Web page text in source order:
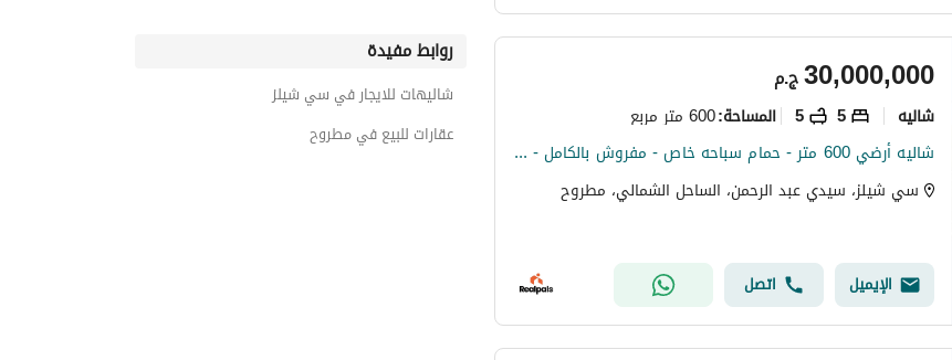
ج.م30,000,000
شاليه 5
5 المساحة:600 متر مربع
شاليه أرضي 600 متر - حمام سباحه خاص - مفروش بالكامل - بحري صريح (( sea shell ))
سي شيلز، سيدي عبد الرحمن، الساحل الشمالي، مطروح
الإيميل اتصل
روابط مفيدة
شاليهات للايجار في سي شيلز
عقارات للبيع في مطروح